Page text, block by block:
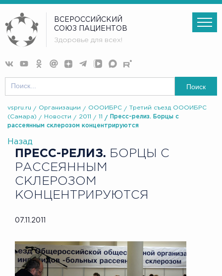
ВСЕРОССИЙСКИЙ
СОЮЗ ПАЦИЕНТОВ
Здоровье для всех!
Поиск
vspru.ru Организации ОООИБРС
Третий съезд ОООИБРС
(Самара)
Новости 2011 11
Пресс-релиз. Борцы с
рассеянным склерозом концентрируются
Назад
ПРЕСС-РЕЛИЗ. БОРЦЫ С
РАССЕЯННЫМ
СКЛЕРОЗОМ
КОНЦЕНТРИРУЮТСЯ
07.11.2011